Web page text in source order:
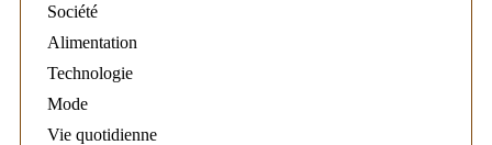
Société
Alimentation
Technologie
Mode
Vie quotidienne